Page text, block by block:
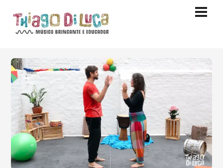
content